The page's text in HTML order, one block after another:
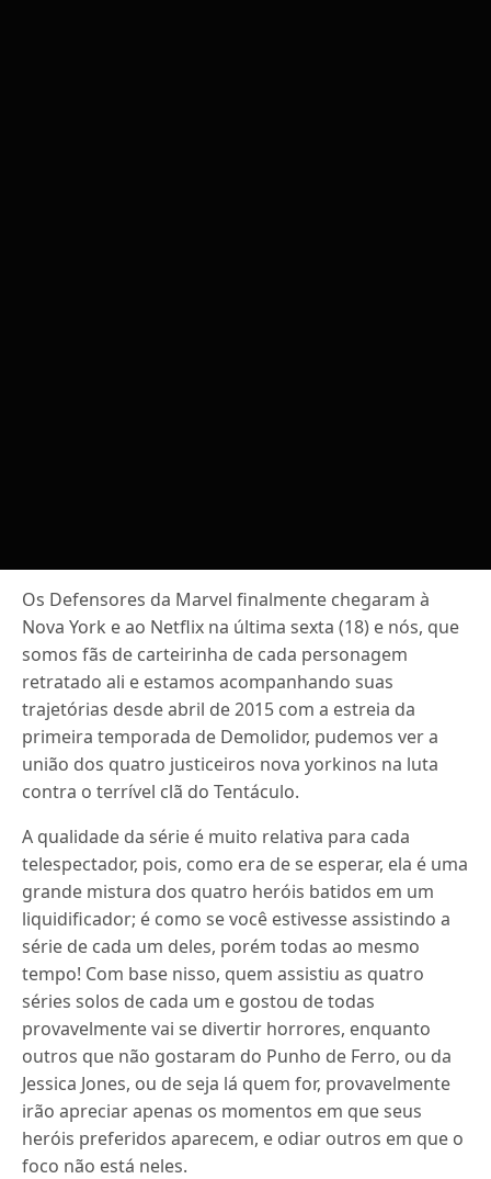
Os Defensores da Marvel finalmente chegaram à
Nova York e ao Netflix na última sexta (18) e nós, que
somos fãs de carteirinha de cada personagem
retratado ali e estamos acompanhando suas
trajetórias desde abril de 2015 com a estreia da
primeira temporada de Demolidor, pudemos ver a
união dos quatro justiceiros nova yorkinos na luta
contra o terrível clã do Tentáculo.
A qualidade da série é muito relativa para cada
telespectador, pois, como era de se esperar, ela é uma
grande mistura dos quatro heróis batidos em um
liquidificador; é como se você estivesse assistindo a
série de cada um deles, porém todas ao mesmo
tempo! Com base nisso, quem assistiu as quatro
séries solos de cada um e gostou de todas
provavelmente vai se divertir horrores, enquanto
outros que não gostaram do Punho de Ferro, ou da
Jessica Jones, ou de seja lá quem for, provavelmente
irão apreciar apenas os momentos em que seus
heróis preferidos aparecem, e odiar outros em que o
foco não está neles.